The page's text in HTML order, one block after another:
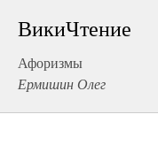
ВикиЧтение
Афоризмы
Ермишин Олег